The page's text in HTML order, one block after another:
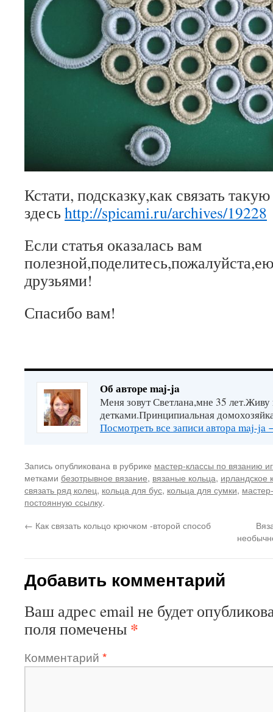
Кстати, подсказку,как связать
здесь http://spicami.ru/archives/19228
Если статья оказалась вам
друзьями!
Спасибо вам!
Об авторе maj-ja
Меня зовут Светлана,мне 35
детками.Принципиальная
Посмотреть все записи автора maj-ja
Запись опубликована в рубрике мастер-классы по вязанию
метками безотрывное вязание, вязаные кольца, ирландское
связать ряд колец, кольца для бус, кольца для сумки,
постоянную ссылку.
← Как связать кольцо крючком -второй способ
Добавить комментарий
Ваш адрес email не будет
поля помечены *
Комментарий *